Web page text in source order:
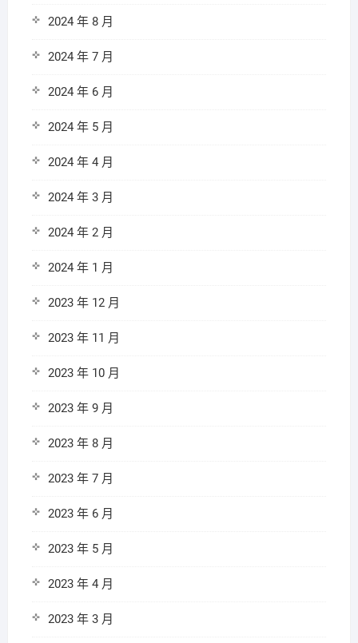
2024 年 8 月
2024 年 7 月
2024 年 6 月
2024 年 5 月
2024 年 4 月
2024 年 3 月
2024 年 2 月
2024 年 1 月
2023 年 12 月
2023 年 11 月
2023 年 10 月
2023 年 9 月
2023 年 8 月
2023 年 7 月
2023 年 6 月
2023 年 5 月
2023 年 4 月
2023 年 3 月